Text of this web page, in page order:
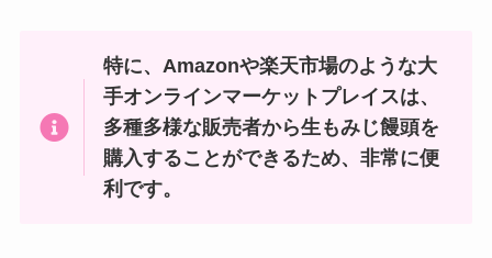
赤い帽子お菓子どこで売ってる？
イオンやセブンイレブンでの取扱
いは？？
特に、Amazonや楽天市場のような大
手オンラインマーケットプレイスは、
多種多様な販売者から生もみじ饅頭を
購入することができるため、非常に便
利です。